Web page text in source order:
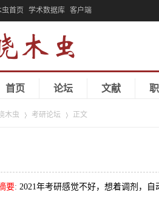
虫首页 学术数据库 客户端
首页 论坛 文献
木虫 考研论坛 正文
要: 2021年考研感觉不好，想着调剂，自